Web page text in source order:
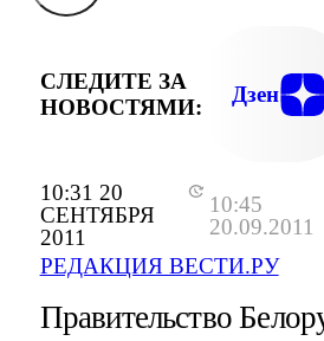
10:31 20
СЕНТЯБРЯ
2011
10:45
20.09.2011
РЕДАКЦИЯ ВЕСТИ.РУ
СЛЕДИТЕ ЗА
НОВОСТЯМИ:
Дзен
Правительство